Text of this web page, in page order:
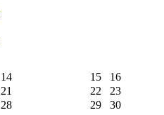
14 15
16
21 22
23
28 29
30